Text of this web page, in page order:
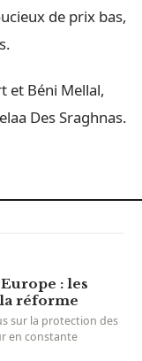
de prix bas,
et Béni Mellal,
Des Sraghnas.
: les
réforme
sur la protection des
en constante